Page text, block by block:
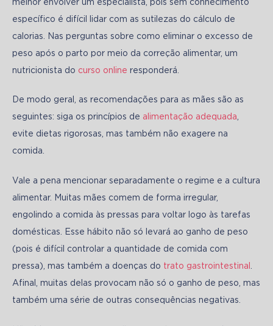
melhor envolver um especialista, pois sem conhecimento
específico é difícil lidar com as sutilezas do cálculo de
calorias. Nas perguntas sobre como eliminar o excesso de
peso após o parto por meio da correção alimentar, um
nutricionista do curso online responderá.
De modo geral, as recomendações para as mães são as
seguintes: siga os princípios de alimentação adequada,
evite dietas rigorosas, mas também não exagere na
comida.
Vale a pena mencionar separadamente o regime e a cultura
alimentar. Muitas mães comem de forma irregular,
engolindo a comida às pressas para voltar logo às tarefas
domésticas. Esse hábito não só levará ao ganho de peso
(pois é difícil controlar a quantidade de comida com
pressa), mas também a doenças do trato gastrointestinal
Afinal, muitas delas provocam não só o ganho de peso, mas
também uma série de outras consequências negativas.